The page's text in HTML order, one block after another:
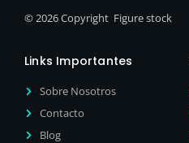
© 2026 Copyright Figure stock
Links Importantes
Sobre Nosotros
Contacto
Blog